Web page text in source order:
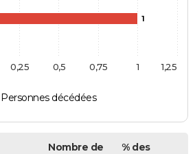
1
Personnes décédées
1
0,25 0,5 0,75 1,25
Nombre de
% des